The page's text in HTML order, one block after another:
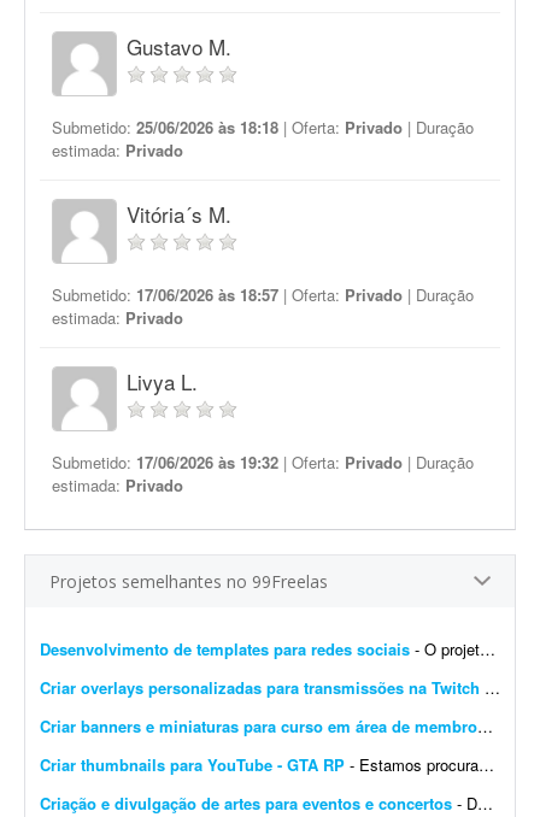
Gustavo M.
Submetido: 25/06/2026 às 18:18 | Oferta: Privado | Duração
estimada: Privado
Vitória´s M.
Submetido: 17/06/2026 às 18:57 | Oferta: Privado | Duração
estimada: Privado
Livya L.
Submetido: 17/06/2026 às 19:32 | Oferta: Privado | Duração
estimada: Privado
Projetos semelhantes no 99Freelas
Desenvolvimento de templates para redes sociais - O projeto consiste em: Dar continuidade a uma identidade visual já existente (logotipo, paleta e tipografia já estão prontos). Já possuem brand kit pronto e a demo da p...
Criar overlays personalizadas para transmissões na Twitch
Criar banners e miniaturas para curso em área de membros
-
Criar thumbnails para YouTube - GTA RP - Estamos procurando um(a) designer de thumbnails experiente e criativo(a) para fazer parte da nossa equipe! Buscamos alguém que já tenha experiência com conteúdo de games...
Criação e divulgação de artes para eventos e concertos - Dar visibilidade por meio de publicidade, marketing, imagens 4D, propagandas, digitações, criação de logotipos e artes em geral. O objetivo é inovar na forma com...